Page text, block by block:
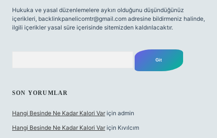
Hukuka ve yasal düzenlemelere aykırı olduğunu düşündüğünüz
içerikleri, backlinkpanelicomtr@gmail.com adresine bildirmeniz halinde,
ilgili içerikler yasal süre içerisinde sitemizden kaldırılacaktır.
SON YORUMLAR
Hangi Besinde Ne Kadar Kalori Var için admin
Hangi Besinde Ne Kadar Kalori Var için Kıvılcım